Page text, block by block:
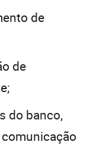
de
de
do banco,